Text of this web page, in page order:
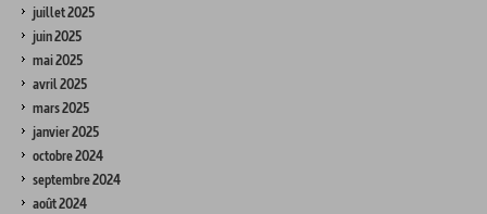
juillet 2025
juin 2025
mai 2025
avril 2025
mars 2025
janvier 2025
octobre 2024
septembre 2024
août 2024